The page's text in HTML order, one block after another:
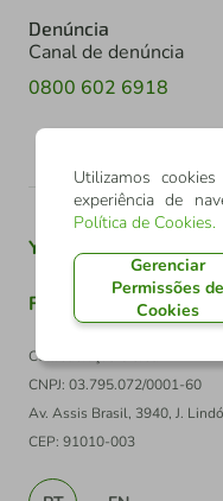
Denúncia
Canal de denúncia
0800 602 6918
Youtube Twitter
Facebook TikTok
Confederação Sicredi
CNPJ: 03.795.072/0001-60
Av. Assis Brasil, 3940, J.
CEP: 91010-003
Utilizamos
experiência de
Política de Cookies.
Gerenciar
Permissões de
Cookies